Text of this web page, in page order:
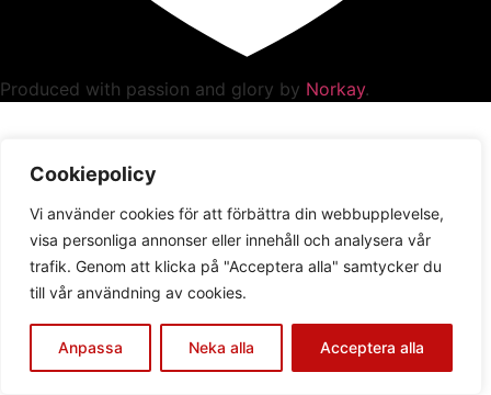
Cookiepolicy
Vi använder cookies för att förbättra din webbupplevelse,
visa personliga annonser eller innehåll och analysera vår
trafik. Genom att klicka på "Acceptera alla" samtycker du
till vår användning av cookies.
Anpassa Neka alla Acceptera alla
Produced with passion and glory by Norkay.